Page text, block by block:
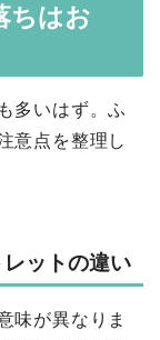
ちはお
多いはず。ふ
意点を整理し
ットの違い
味が異なりま